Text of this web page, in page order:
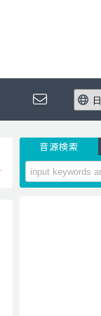
音源検索